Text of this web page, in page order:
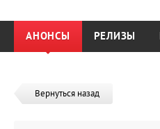
АНОНСЫ РЕЛИЗЫ
Вернуться назад